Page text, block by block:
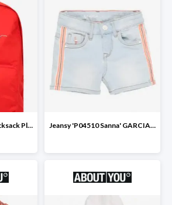
TOMMY HILFIGER Rucksack Plecak -15% Jeansy 'P04510 Sanna' GARCIA -69%